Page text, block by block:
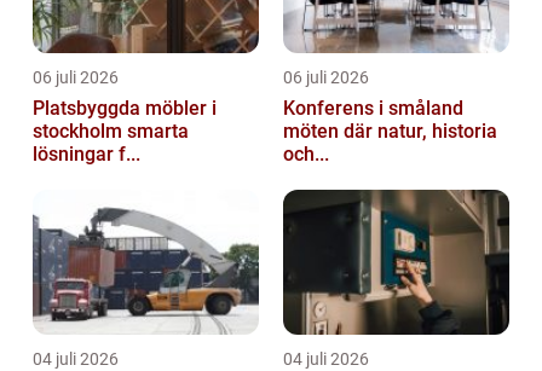
06 juli 2026
Platsbyggda möbler i
stockholm smarta
lösningar f...
06 juli 2026
Konferens i småland
möten där natur, historia
och...
04 juli 2026 04 juli 2026